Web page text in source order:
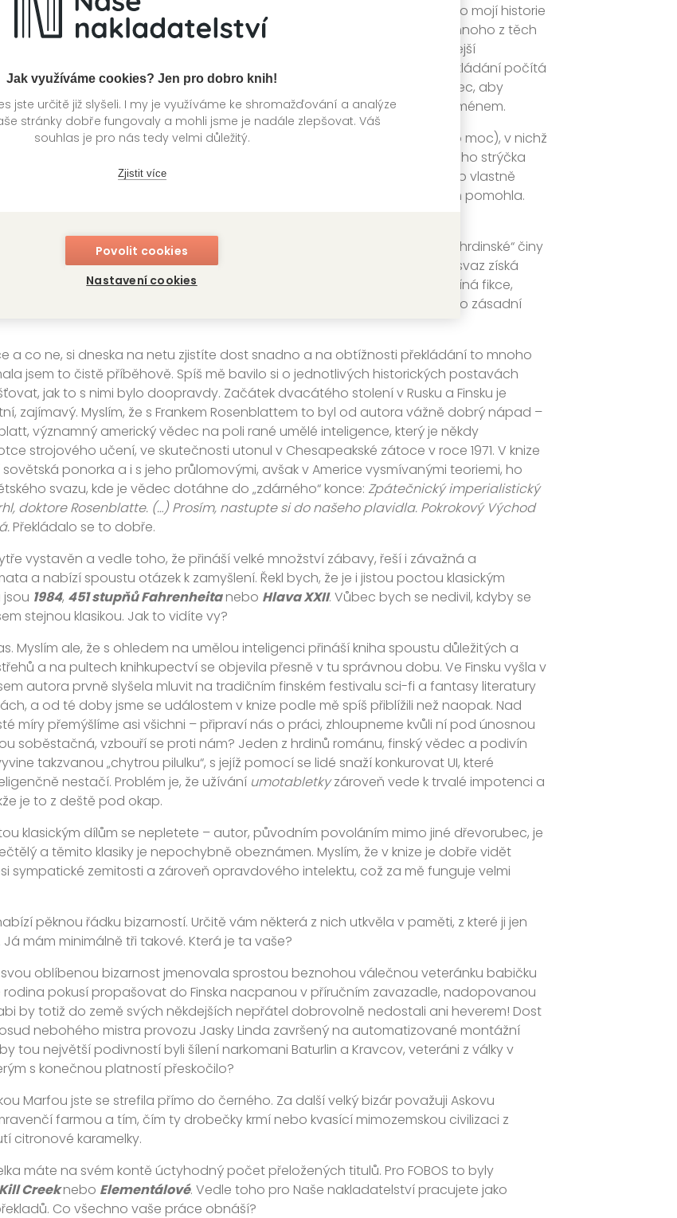
Jak využíváme cookies? Jen pro dobro knih!
jste určitě již slyšeli. I my je využíváme ke shromažďování a analýze
stránky dobře fungovaly a mohli jsme je nadále zlepšovat. Váš
souhlas je pro nás tedy velmi důležitý.
Zjistit více
Povolit cookies
Nastavení cookies
překladu neustále něco ověřujete, to je prostě fakt. Kdyby někdo nahlédl do mojí historie
by se hodně divil. ???? Je ale pravda, že tady toho byla spousta; navíc mnoho z těch
a tak podobně jsem vůbec neznala, což potom vyžaduje trochu obsáhlejší
člověk nějak v širším kontextu pochopil, o čem je řeč. S tím se ale při překládání počítá
pořád krásná neodborná literatura, takže člověk nemusí být raketový vědec, aby
Hodně jsem ale četla třeba o neutrinech, které jsem předtím znala jen jménem.
horší pro mě tentokrát byly ty „chlapské“ pasáže (naštěstí jich nebylo moc), v nichž
nebo smontovává, jako například prastarý dněpr tragicky zesnulého strýčka
se musela opravdu u skoro každého šroubu a součástky ujišťovat, k čemu to vlastně
redaktorka Jitka Hanušová je naštěstí zdatná motoristka a dost mi s tím pomohla.
alternativní historie. Postavy bujaře slaví Dny Rudé armády, zmíněny jsou „hrdinské“ činy
Dybenka nebo postava Franka Rosenblatta, kterého pro sebe Sovětský svaz získá
jeho smrt. Bylo pro vás těžké orientovat se v tom, kde končí fakta a začíná fikce,
jste si dohledávat některá historická fakta? Nebo to při překladu nehrálo zásadní
a co ne, si dneska na netu zjistíte dost snadno a na obtížnosti překládání to mnoho
jsem to čistě příběhově. Spíš mě bavilo si o jednotlivých historických postavách
jak to s nimi bylo doopravdy. Začátek dvacátého stolení v Rusku a Finsku je
zajímavý. Myslím, že s Frankem Rosenblattem to byl od autora vážně dobrý nápad –
významný americký vědec na poli rané umělé inteligence, který je někdy
strojového učení, ve skutečnosti utonul v Chesapeakské zátoce v roce 1971. V knize
ponorka a i s jeho průlomovými, avšak v Americe vysmívanými teoriemi, ho
svazu, kde je vědec dotáhne do „zdárného“ konce: Zpátečnický imperialistický
doktore Rosenblatte. (…) Prosím, nastupte si do našeho plavidla. Pokrokový Východ
Překládalo se to dobře.
vystavěn a vedle toho, že přináší velké množství zábavy, řeší i závažná a
a nabízí spoustu otázek k zamyšlení. Řekl bych, že je i jistou poctou klasickým
1984, 451 stupňů Fahrenheita nebo Hlava XXII. Vůbec bych se nedivil, kdyby se
stejnou klasikou. Jak to vidíte vy?
Myslím ale, že s ohledem na umělou inteligenci přináší kniha spoustu důležitých a
a na pultech knihkupectví se objevila přesně v tu správnou dobu. Ve Finsku vyšla v
autora prvně slyšela mluvit na tradičním finském festivalu sci-fi a fantasy literatury
a od té doby jsme se událostem v knize podle mě spíš přiblížili než naopak. Nad
míry přemýšlíme asi všichni – připraví nás o práci, zhloupneme kvůli ní pod únosnou
soběstačná, vzbouří se proti nám? Jeden z hrdinů románu, finský vědec a podivín
takzvanou „chytrou pilulku“, s jejíž pomocí se lidé snaží konkurovat UI, které
nestačí. Problém je, že užívání umotabletkyzároveň vede k trvalé impotenci a
je to z deště pod okap.
klasickým dílům se nepletete – autor, původním povoláním mimo jiné dřevorubec, je
a těmito klasiky je nepochybně obeznámen. Myslím, že v knize je dobře vidět
sympatické zemitosti a zároveň opravdového intelektu, což za mě funguje velmi
pěknou řádku bizarností. Určitě vám některá z nich utkvěla v paměti, z které ji jen
mám minimálně tři takové. Která je ta vaše?
oblíbenou bizarnost jmenovala sprostou beznohou válečnou veteránku babičku
rodina pokusí propašovat do Finska nacpanou v příručním zavazadle, nadopovanou
by totiž do země svých někdejších nepřátel dobrovolně nedostali ani heverem! Dost
nebohého mistra provozu Jasky Linda završený na automatizované montážní
tou největší podivností byli šílení narkomani Baturlin a Kravcov, veteráni z války v
s konečnou platností přeskočilo?
Marfou jste se strefila přímo do černého. Za další velký bizár považuji Askovu
farmou a tím, čím ty drobečky krmí nebo kvasící mimozemskou civilizaci z
citronové karamelky.
máte na svém kontě úctyhodný počet přeložených titulů. Pro FOBOS to byly
Kill Creeknebo Elementálové. Vedle toho pro Naše nakladatelství pracujete jako
Co všechno vaše práce obnáší?